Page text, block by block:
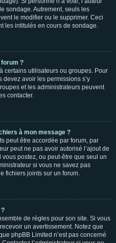
sondage. Autrement, seuls les
le modifier ou le supprimer. Ceci
les intitulés en cours de sondage.
forum ?
certains utilisateurs ou groupes. Pour
devez avoir les permissions s’y
et les administrateurs peuvent
contacter.
à mon message ?
peut être accordée par forum, par
peut ne pas avoir autorisé l’ajout de
postez, ou peut-être que seul un
si vous ne savez pas
fichiers joints sur un forum.
de règles pour son site. Si vous
un avertissement. Notez que
phpBB Limited n’est pas concerné